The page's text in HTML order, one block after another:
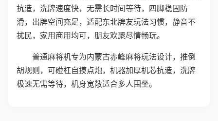
抗造，洗牌速度快，无需长时间等待，四脚稳固防
滑，出牌空间充足，适配东北牌友玩法习惯，静音不
扰民，家用商用均可，朋友欢聚尽情畅玩。
普通麻将机专为内蒙古赤峰麻将玩法设计，推倒
胡规则，可碰杠自摸点炮，机器加厚机芯抗造，洗牌
极速无需等待，机身宽敞适合多人围坐。